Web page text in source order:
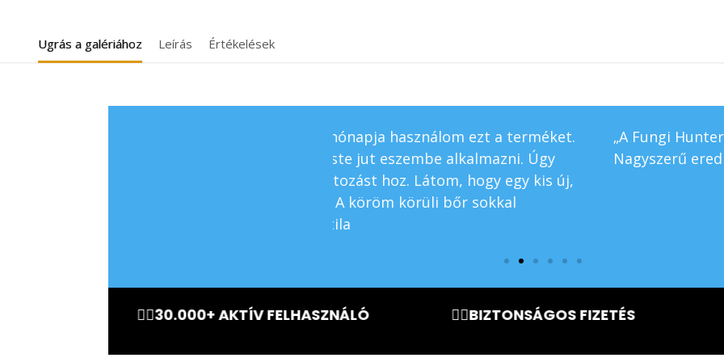
Ugrás a galériához Leírás Értékelések
„A Fungi Hunter óriási különbséget tett a
Nagyszerű eredmény és ár!” – Kata
🤸‍♀️30.000+ AKTÍV FELHASZNÁLÓ 🧘‍♀️BIZTONSÁGOS FIZETÉS